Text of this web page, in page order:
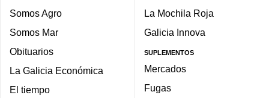
Somos Agro
Somos Mar
Obituarios
La Galicia Económica
El tiempo
La Mochila Roja
Galicia Innova
SUPLEMENTOS
Mercados
Fugas